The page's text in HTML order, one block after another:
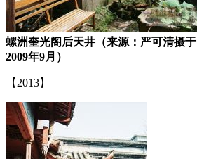
螺洲奎光阁后天井（来源：严可清摄于
2009年9月）
【2013】